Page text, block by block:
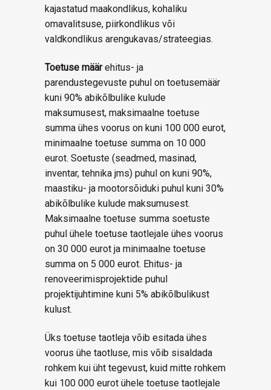
kajastatud maakondlikus, kohaliku
omavalitsuse, piirkondlikus või
valdkondlikus arengukavas/strateegias.
Toetuse määrehitus- ja
parendustegevuste puhul on toetusemäär
kuni 90% abikõlbulike kulude
maksumusest, maksimaalne toetuse
summa ühes voorus on kuni 100 000 eurot,
minimaalne toetuse summa on 10 000
eurot. Soetuste (seadmed, masinad,
inventar, tehnika jms) puhul on kuni 90%,
maastiku- ja mootorsõiduki puhul kuni 30%
abikõlbulike kulude maksumusest.
Maksimaalne toetuse summa soetuste
puhul ühele toetuse taotlejale ühes voorus
on 30 000 eurot ja minimaalne toetuse
summa on 5 000 eurot. Ehitus- ja
renoveerimisprojektide puhul
projektijuhtimine kuni 5% abikõlbulikust
kulust.
Üks toetuse taotleja võib esitada ühes
voorus ühe taotluse, mis võib sisaldada
rohkem kui üht tegevust, kuid mitte rohkem
kui 100 000 eurot ühele toetuse taotlejale